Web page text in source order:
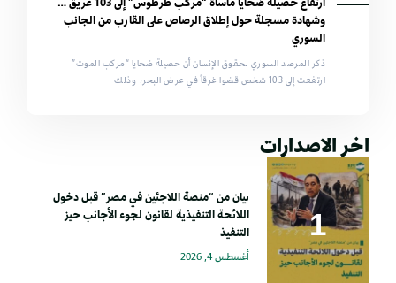
وشهادة مسجلة حول إطلاق الرصاص على القارب من الجانب
السوري
ذكر المرصد السوري لحقوق الإنسان أن حصيلة ضحايا “مركب الموت”
ارتفعت إلى 103 شخص قضوا غرقاً في عرض البحر، وذلك
اخر الاصدارات
بيان من “منصة اللاجئين في مصر” قبل دخول
اللائحة التنفيذية لقانون لجوء الأجانب حيز
التنفيذ
أغسطس 4, 2026